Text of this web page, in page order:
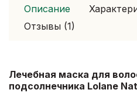
500
Описание
Отзывы (1)
Лечебная маска для
подсолнечника Lolane